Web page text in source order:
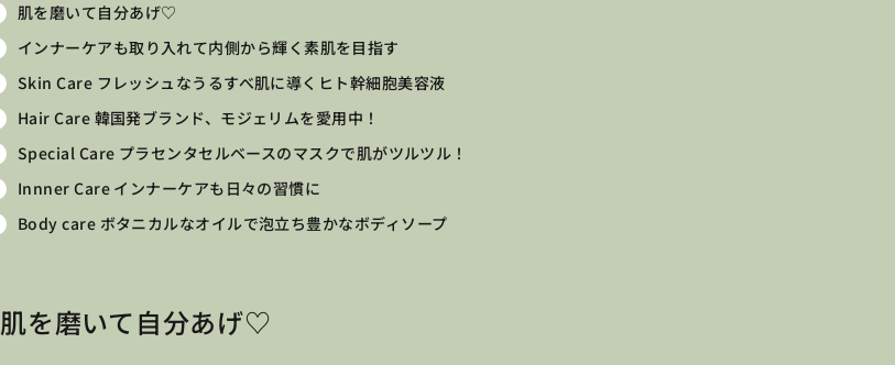
肌を磨いて自分あげ♡
インナーケアも取り入れて内側から輝く素肌を目指す
Skin Care フレッシュなうるすべ肌に導くヒト幹細胞美容液
Hair Care 韓国発ブランド、モジェリムを愛用中！
Special Care プラセンタセルベースのマスクで肌がツルツル！
Innner Care インナーケアも日々の習慣に
Body care ボタニカルなオイルで泡立ち豊かなボディソープ
肌を磨いて自分あげ♡